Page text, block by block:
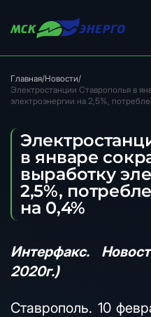
Главная/Новости/
Электростанции Ставрополья в
электроэнергии на 2,5%,
в январе
выработку
2,5%,
на 0,4%
Интерфакс.
2020г.)
Ставрополь. 10